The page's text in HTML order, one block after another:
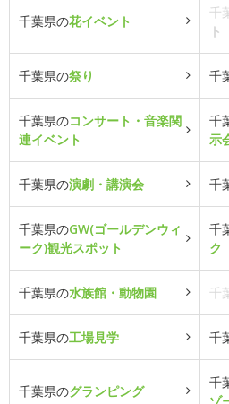
千葉県の花イベント
千
ト
千葉県の祭り 千
千葉県のコンサート・音楽関
連イベント
千
示
千葉県の演劇・講演会 千
千葉県のGW(ゴールデンウィ
ーク)観光スポット
千
ク
千葉県の水族館・動物園 千
千葉県の工場見学 千
千葉県のグランピング
千
ゾ